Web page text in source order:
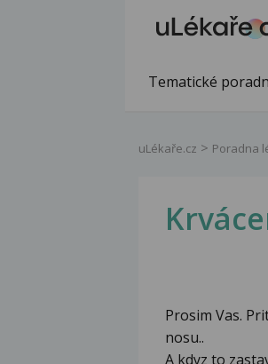
Tematické
uLékaře.cz Poradna
Prosim Vas.
nosu..
A kdyz to